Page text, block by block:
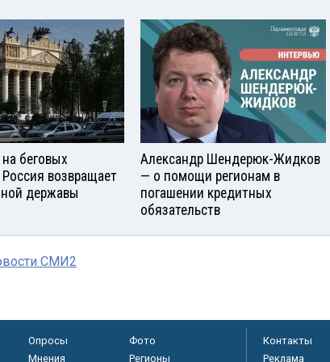
беговых
возвращает
державы
Александр Шендерюк-Жидков
— о помощи регионам в
погашении кредитных
обязательств
СМИ2
Опросы
Фото
Мнения Регионы
Контакты
Реклама